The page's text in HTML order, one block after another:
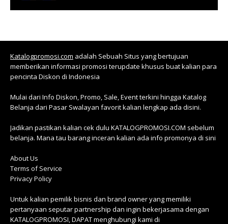
Katalogpromosi.com adalah Sebuah Situs yang bertujuan
memberikan informasi promosi terupdate khusus buat kalian para
pencinta Diskon di Indonesia
Mulai dari Info Diskon, Promo, Sale, Event terkini hingga Katalog
Belanja dari Pasar Swalayan favorit kalian lengkap ada disini.
Jadikan pastikan kalian cek dulu KATALOGPROMOSI.COM sebelum
belanja. Mana tau barang inceran kalian ada info promonya di sini
About Us
Terms of Service
Privacy Policy
Untuk kalian pemilik bisnis dan brand owner yang memiliki
pertanyaan seputar partnership dan ingin bekerjasama dengan
KATALOGPROMOSI, DAPAT menghubungi kami di